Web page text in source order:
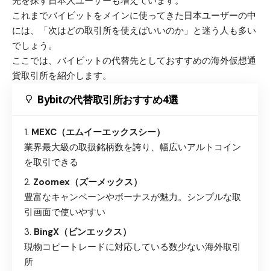
これまでバイビットをメインに使ってきた日本ユーザーの中
には、「次はどの取引所を使えばいいのか」と迷う人も多い
でしょう。
ここでは、バイビットの代替先としておすすめの海外仮想通
貨取引所を紹介します。
Bybitの代替取引所おすすめ4選
MEXC（エムイーエックスシー）
業界最大級の取扱銘柄数を誇り、幅広いアルトコイン
を取引できる
Zoomex（ズーメックス）
豊富なキャンペーンやボーナスが魅力。シンプルな取
引画面で使いやすい
BingX（ビンエックス）
現物コピートレードに対応している数少ない海外取引
所